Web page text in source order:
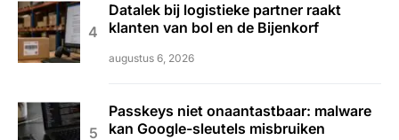
Datalek bij logistieke partner raakt
klanten van bol en de Bijenkorf
augustus 6, 2026
Passkeys niet onaantastbaar: malware
kan Google-sleutels misbruiken